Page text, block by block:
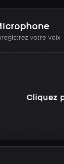
votre voix
Cliquez